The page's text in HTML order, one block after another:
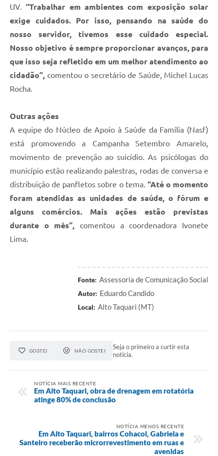
UV.“Trabalhar em ambientes com exposição solar
exige cuidados. Por isso, pensando na saúde do
nosso servidor, tivemos esse cuidado especial.
Nosso objetivo é sempre proporcionar avanços, para
que isso seja refletido em um melhor atendimento ao
cidadão”, comentou o secretário de Saúde, Michel Lucas
Rocha.
Outras ações
A equipe do Núcleo de Apoio à Saúde da Família (Nasf)
está promovendo a Campanha Setembro Amarelo,
movimento de prevenção ao suicídio. As psicólogas do
município estão realizando palestras, rodas de conversa e
distribuição de panfletos sobre o tema. “Até o momento
foram atendidas as unidades de saúde, o fórum e
alguns comércios. Mais ações estão previstas
durante o mês”,
comentou a coordenadora Ivonete
Lima.
Fonte: Assessoria de Comunicação Social
Autor: Eduardo Candido
Local: Alto Taquari (MT)
GOSTEI NÃO GOSTEI
Seja o primeiro a curtir esta
notícia.
NOTÍCIA MAIS RECENTE
Em Alto Taquari, obra de drenagem em rotatória
atinge 80% de conclusão
NOTÍCIA MENOS RECENTE
Em Alto Taquari, bairros Cohacol, Gabriela e
Santeiro receberão microrrevestimento em ruas e
avenidas